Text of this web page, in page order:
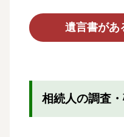
遺言書があ
相続人の調査